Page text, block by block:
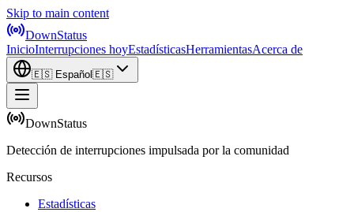
Skip to main content
DownStatus
InicioInterrupciones hoyEstadísticasHerramientasAcerca de
🇪🇸 Español 🇪🇸
DownStatus
Detección de interrupciones impulsada por la comunidad
Recursos
Estadísticas